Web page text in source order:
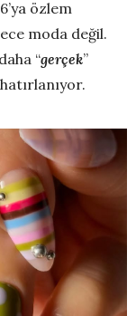
özlem
moda değil.
“gerçek”